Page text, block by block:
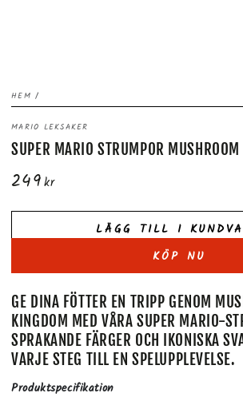
HEM /
MARIO LEKSAKER
SUPER MARIO STRUMPOR MUSHROOM
Ordinarie
249kr
LÄGG TILL I
KÖP NU
GE DINA FÖTTER EN TRIPP GENOM
KINGDOM MED VÅRA SUPER MARIO-
SPRAKANDE FÄRGER OCH IKONISKA
VARJE STEG TILL EN SPELUPPLEVELSE.
Produktspecifikation